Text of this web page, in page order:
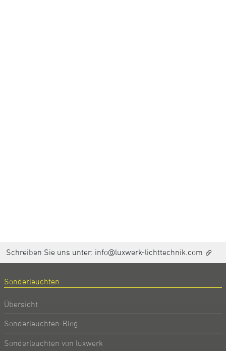
Schreiben Sie uns unter: info@luxwerk-lichttechnik.com
Sonderleuchten
Übersicht
Sonderleuchten-Blog
Sonderleuchten von luxwerk